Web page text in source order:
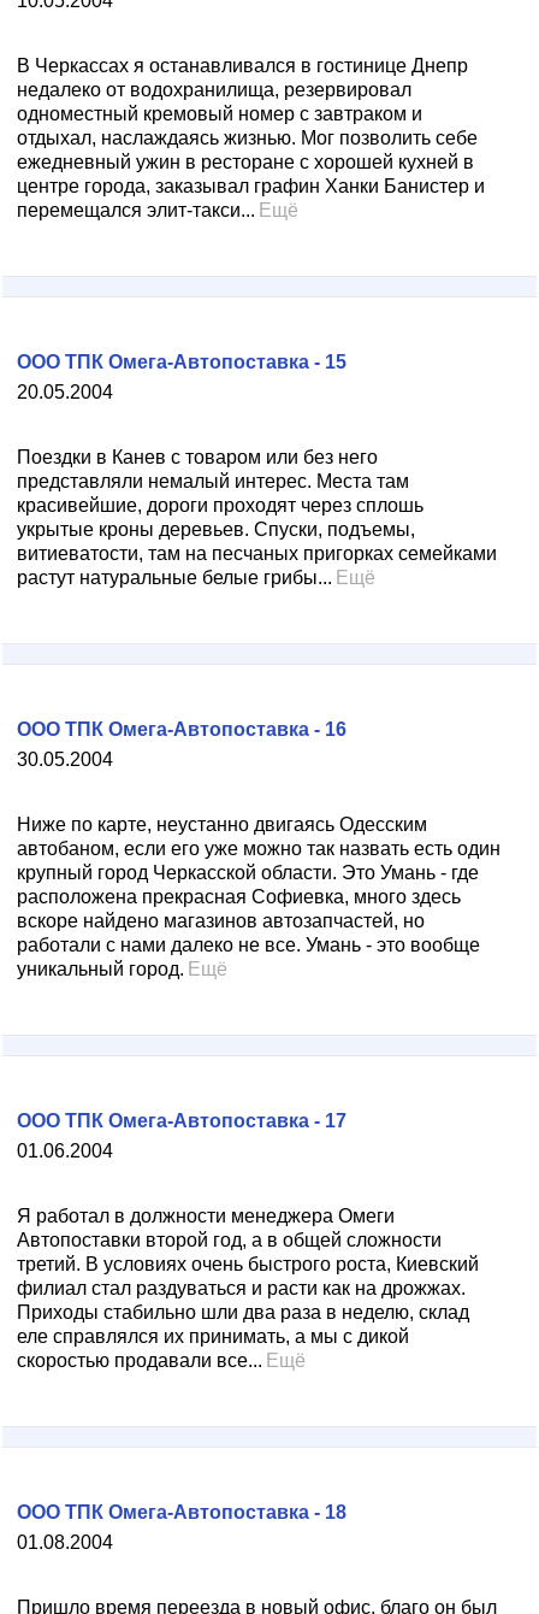
В Черкассах я останавливался в гостинице Днепр
недалеко от водохранилища, резервировал
одноместный кремовый номер с завтраком и
отдыхал, наслаждаясь жизнью. Мог позволить себе
ежедневный ужин в ресторане с хорошей кухней в
центре города, заказывал графин Ханки Банистер и
перемещался элит-такси... Ещё
20.05.2004
ООО ТПК Омега-Автопоставка - 15
Поездки в Канев с товаром или без него
представляли немалый интерес. Места там
красивейшие, дороги проходят через сплошь
укрытые кроны деревьев. Спуски, подъемы,
витиеватости, там на песчаных пригорках семейками
растут натуральные белые грибы... Ещё
30.05.2004
ООО ТПК Омега-Автопоставка - 16
Ниже по карте, неустанно двигаясь Одесским
автобаном, если его уже можно так назвать есть один
крупный город Черкасской области. Это Умань - где
расположена прекрасная Софиевка, много здесь
вскоре найдено магазинов автозапчастей, но
работали с нами далеко не все. Умань - это вообще
уникальный город. Ещё
01.06.2004
ООО ТПК Омега-Автопоставка - 17
Я работал в должности менеджера Омеги
Автопоставки второй год, а в общей сложности
третий. В условиях очень быстрого роста, Киевский
филиал стал раздуваться и расти как на дрожжах.
Приходы стабильно шли два раза в неделю, склад
еле справлялся их принимать, а мы с дикой
скоростью продавали все... Ещё
01.08.2004
ООО ТПК Омега-Автопоставка - 18
Пришло время переезда в новый офис, благо он был